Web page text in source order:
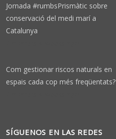
Jornada #rumbsPrismàtic sobre
conservació del medi marí a
Catalunya
Com gestionar riscos naturals en
espais cada cop més freqüentats?
SÍGUENOS EN LAS REDES